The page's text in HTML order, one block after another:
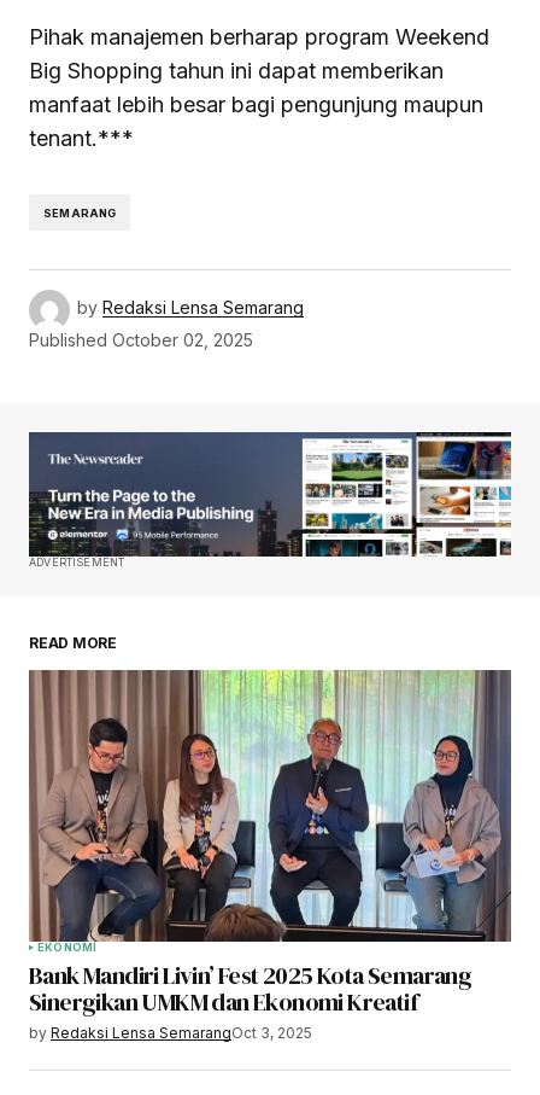
Pihak manajemen berharap program Weekend
Big Shopping tahun ini dapat memberikan
manfaat lebih besar bagi pengunjung maupun
tenant.***
SEMARANG
by Redaksi Lensa Semarang
Published October 02, 2025
ADVERTISEMENT
READ MORE
EKONOMI
Bank Mandiri Livin’ Fest 2025 Kota Semarang
Sinergikan UMKM dan Ekonomi Kreatif
by Redaksi Lensa SemarangOct 3, 2025